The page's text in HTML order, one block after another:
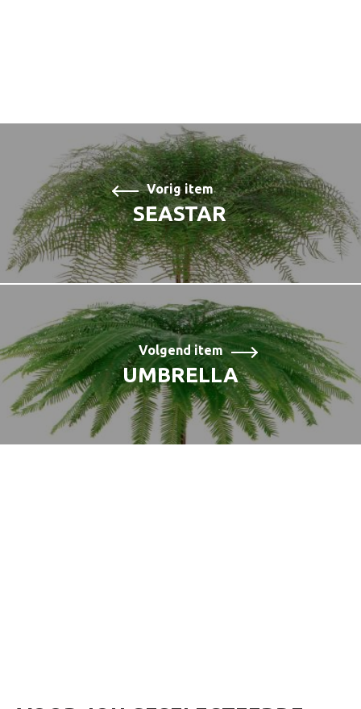
Vorig item
SEASTAR
Volgend item
UMBRELLA